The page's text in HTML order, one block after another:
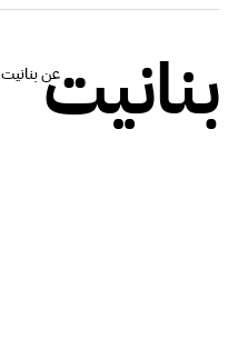
بنانيتعن بنانيت